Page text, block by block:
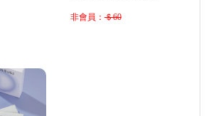
非會員：＄60